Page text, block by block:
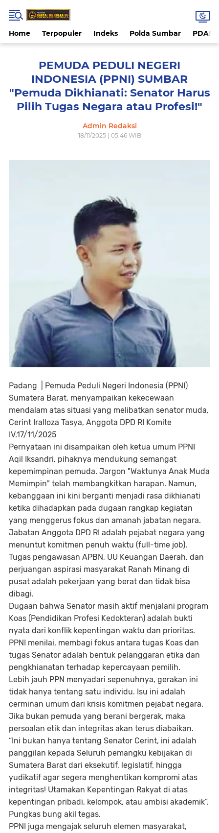
Home Terpopuler Indeks Polda Sumbar PDAM
PEMUDA PEDULI NEGERI
INDONESIA (PPNI) SUMBAR
"Pemuda Dikhianati: Senator Harus
Pilih Tugas Negara atau Profesi!"
Admin Redaksi
18/11/2025 | 05:46 WIB
Padang | Pemuda Peduli Negeri Indonesia (PPNI)
Sumatera Barat, menyampaikan kekecewaan
mendalam atas situasi yang melibatkan senator muda,
Cerint Iralloza Tasya, Anggota DPD RI Komite
IV.17/11/2025
Pernyataan ini disampaikan oleh ketua umum PPNI
Aqil Iksandri, pihaknya mendukung semangat
kepemimpinan pemuda. Jargon "Waktunya Anak Muda
Memimpin" telah membangkitkan harapan. Namun,
kebanggaan ini kini berganti menjadi rasa dikhianati
ketika dihadapkan pada dugaan rangkap kegiatan
yang menggerus fokus dan amanah jabatan negara.
Jabatan Anggota DPD RI adalah pejabat negara yang
menuntut komitmen penuh waktu (full-time job).
Tugas pengawasan APBN, UU Keuangan Daerah, dan
perjuangan aspirasi masyarakat Ranah Minang di
pusat adalah pekerjaan yang berat dan tidak bisa
dibagi.
Dugaan bahwa Senator masih aktif menjalani program
Koas (Pendidikan Profesi Kedokteran) adalah bukti
nyata dari konflik kepentingan waktu dan prioritas.
PPNI menilai, membagi fokus antara tugas Koas dan
tugas Senator adalah bentuk pelanggaran etika dan
pengkhianatan terhadap kepercayaan pemilih.
Lebih jauh PPN menyadari sepenuhnya, gerakan ini
tidak hanya tentang satu individu. Isu ini adalah
cerminan umum dari krisis komitmen pejabat negara.
Jika bukan pemuda yang berani bergerak, maka
persoalan etik dan integritas akan terus diabaikan.
“Ini bukan hanya tentang Senator Cerint, ini adalah
panggilan kepada Seluruh pemangku kebijakan di
Sumatera Barat dari eksekutif, legislatif, hingga
yudikatif agar segera menghentikan kompromi atas
integritas! Utamakan Kepentingan Rakyat di atas
kepentingan pribadi, kelompok, atau ambisi akademik”.
Pungkas bung akil tegas.
PPNI juga mengajak seluruh elemen masyarakat,